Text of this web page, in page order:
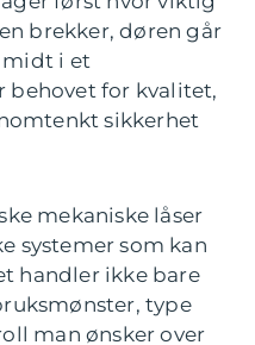
brekker, døren går
midt i et
behovet for kvalitet,
sikkerhet
mekaniske låser
systemer som kan
handler ikke bare
type
man ønsker over